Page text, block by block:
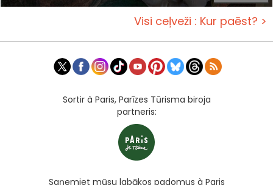
Visi ceļveži : Kur paēst? >
Sortir à Paris, Parīzes Tūrisma biroja
partneris:
Saņemiet mūsu labākos padomus à Paris